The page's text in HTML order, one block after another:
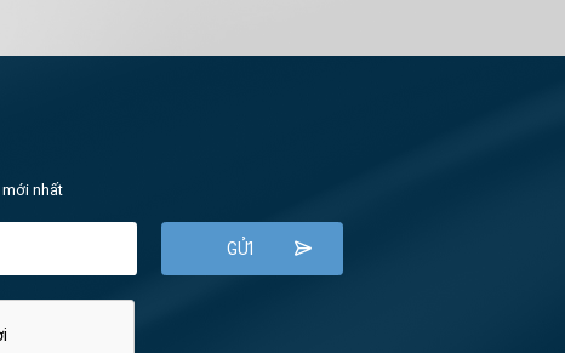
nhất